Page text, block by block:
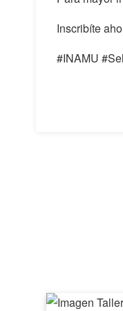
Inscribíte
#INAMU
Taller